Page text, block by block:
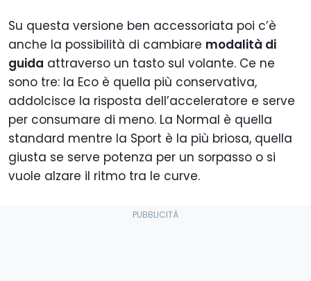
Su questa versione ben accessoriata poi c’è
anche la possibilità di cambiare modalità di
guida attraverso un tasto sul volante. Ce ne
sono tre: la Eco è quella più conservativa,
addolcisce la risposta dell’acceleratore e serve
per consumare di meno. La Normal è quella
standard mentre la Sport è la più briosa, quella
giusta se serve potenza per un sorpasso o si
vuole alzare il ritmo tra le curve.